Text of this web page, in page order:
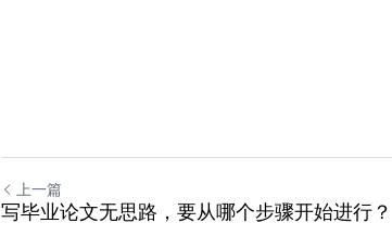
上一篇
写毕业论文无思路，要从哪个步骤开始进行？